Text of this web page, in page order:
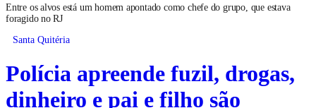
Entre os alvos está um homem apontado como chefe do grupo, que estava
foragido no RJ
Santa Quitéria
Polícia apreende fuzil, drogas,
dinheiro e pai e filho são